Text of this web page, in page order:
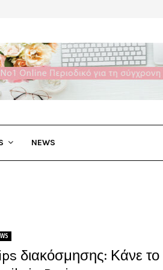
NEWS
διακόσμησης: Κάνε